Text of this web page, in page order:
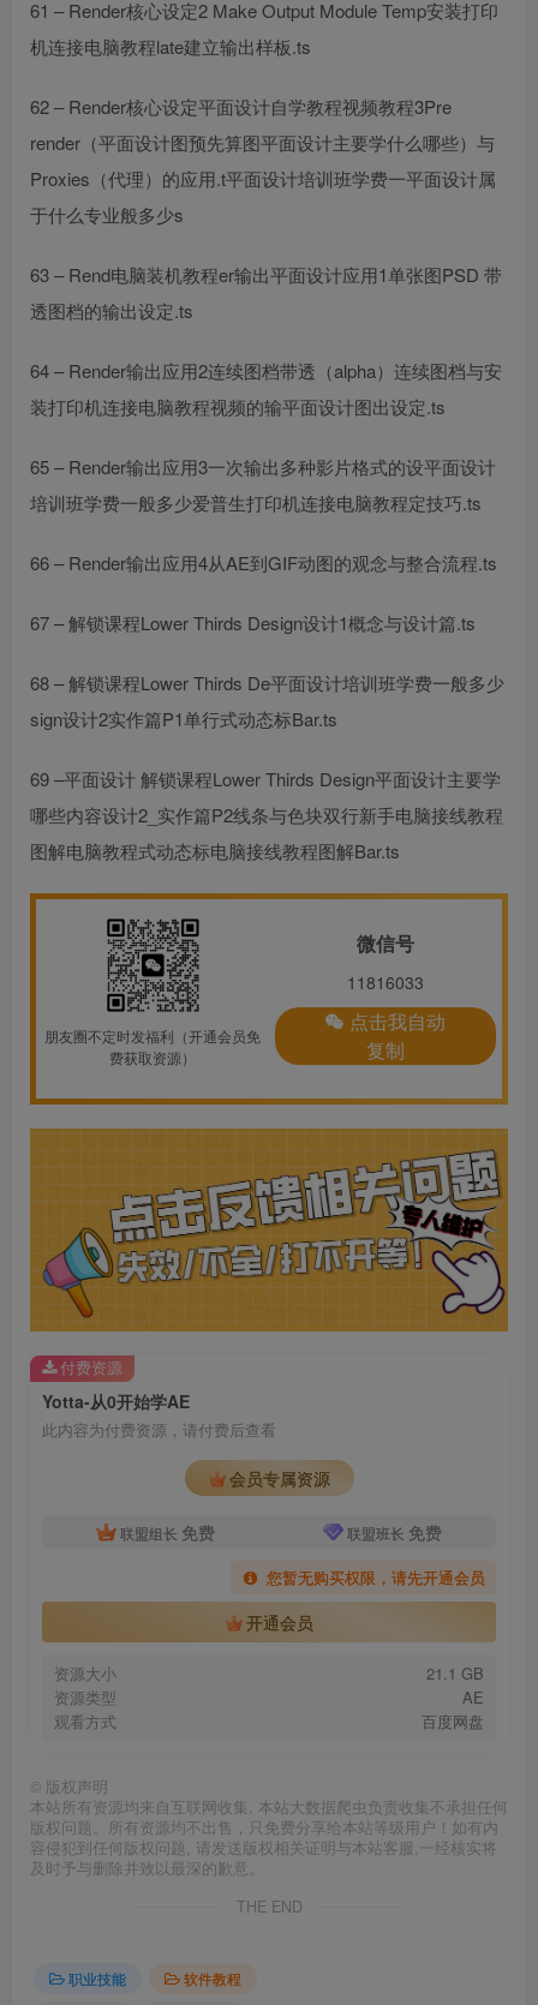
61 – Render核心设定2 Make Output Module Temp安装打印
机连接电脑教程late建立输出样板.ts
62 – Render核心设定平面设计自学教程视频教程3Pre
render（平面设计图预先算图平面设计主要学什么哪些）与
Proxies（代理）的应用.t平面设计培训班学费一平面设计属
于什么专业般多少s
63 – Rend电脑装机教程er输出平面设计应用1单张图PSD 带
透图档的输出设定.ts
64 – Render输出应用2连续图档带透（alpha）连续图档与安
装打印机连接电脑教程视频的输平面设计图出设定.ts
65 – Render输出应用3一次输出多种影片格式的设平面设计
培训班学费一般多少爱普生打印机连接电脑教程定技巧.ts
66 – Render输出应用4从AE到GIF动图的观念与整合流程.ts
67 – 解锁课程Lower Thirds Design设计1概念与设计篇.ts
68 – 解锁课程Lower Thirds De平面设计培训班学费一般多少
sign设计2实作篇P1单行式动态标Bar.ts
69 –平面设计 解锁课程Lower Thirds Design平面设计主要学
哪些内容设计2_实作篇P2线条与色块双行新手电脑接线教程
图解电脑教程式动态标电脑接线教程图解Bar.ts
朋友圈不定时发福利（开通会员免
费获取资源）
微信号
11816033
点击我自动
复制
Yotta-从0开始学AE
此内容为付费资源，请付费后查看
会员专属资源
联盟组长 免费 联盟班长 免费
您暂无购买权限，请先开通会员
开通会员
资源大小
21.1 GB
资源类型
AE
观看方式
百度网盘
付费资源
© 版权声明
本站所有资源均来自互联网收集, 本站大数据爬虫负责收集不承担任何
版权问题。所有资源均不出售，只免费分享给本站等级用户！如有内
容侵犯到任何版权问题, 请发送版权相关证明与本站客服,一经核实将
及时予与删除并致以最深的歉意。
THE END
职业技能
软件教程